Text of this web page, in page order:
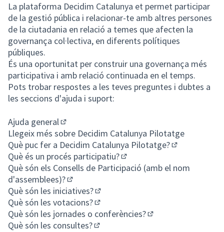
La plataforma Decidim Catalunya et permet participar
de la gestió pública i relacionar-te amb altres persones
de la ciutadania en relació a temes que afecten la
governança col·lectiva, en diferents polítiques
públiques.
És una oportunitat per construir una governança més
participativa i amb relació continuada en el temps.
Pots trobar respostes a les teves preguntes i dubtes a
les seccions d'ajuda i suport:
Ajuda general
(Enllaç extern)
Llegeix més sobre Decidim Catalunya Pilotatge
Què puc fer a Decidim Catalunya Pilotatge?
Què és un procés participatiu?
(Enllaç extern)
Què són els Consells de Participació (amb el nom
d'assemblees)?
(Enllaç extern)
Què són les iniciatives?
(Enllaç extern)
Què són les votacions?
(Enllaç extern)
Què són les jornades o conferències?
Què són les consultes?